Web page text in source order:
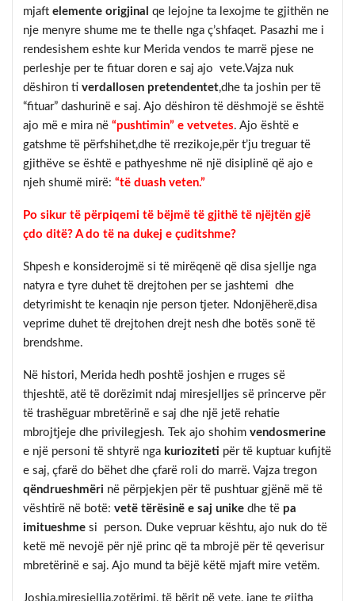
mjaft elemente origjinal qe lejojne ta lexojme te gjithën ne
nje menyre shume me te thelle nga ç’shfaqet. Pasazhi me i
rendesishem eshte kur Merida vendos te marrë pjese ne
perleshje per te fituar doren e saj ajo vete.Vajza nuk
dëshiron ti verdallosen pretendentet,dhe ta joshin per të
“fituar” dashurinë e saj. Ajo dëshiron të dëshmojë se është
ajo më e mira në “pushtimin” e vetvetes. Ajo është e
gatshme të përfshihet,dhe të rrezikoje,për t’ju treguar të
gjithëve se është e pathyeshme në një disiplinë që ajo e
njeh shumë mirë: “të duash veten.”
Po sikur të përpiqemi të bëjmë të gjithë të njëjtën gjë
çdo ditë? A do të na dukej e çuditshme?
Shpesh e konsiderojmë si të mirëqenë që disa sjellje nga
natyra e tyre duhet të drejtohen per se jashtemi dhe
detyrimisht te kenaqin nje person tjeter. Ndonjëherë,disa
veprime duhet të drejtohen drejt nesh dhe botës sonë të
brendshme.
Në histori, Merida hedh poshtë joshjen e rruges së
thjeshtë, atë të dorëzimit ndaj miresjelljes së princerve për
të trashëguar mbretërinë e saj dhe një jetë rehatie
mbrojtjeje dhe privilegjesh. Tek ajo shohim vendosmerine
e një personi të shtyrë nga kurioziteti për të kuptuar kufijtë
e saj, çfarë do bëhet dhe çfarë roli do marrë. Vajza tregon
qëndrueshmëri në përpjekjen për të pushtuar gjënë më të
vështirë në botë: vetë tërësinë e saj unike dhe të pa
imitueshme si person. Duke vepruar kështu, ajo nuk do të
ketë më nevojë për një princ që ta mbrojë për të qeverisur
mbretërinë e saj. Ajo mund ta bëjë këtë mjaft mire vetëm.
Joshja,miresjellja,zotërimi, të bërit pë vete, jane te gjitha